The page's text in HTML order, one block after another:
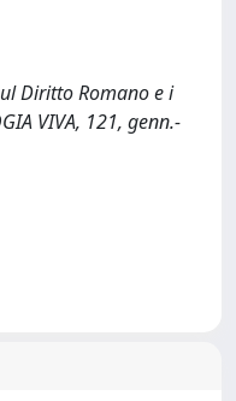
Diritto Romano e i
VIVA, 121, genn.-